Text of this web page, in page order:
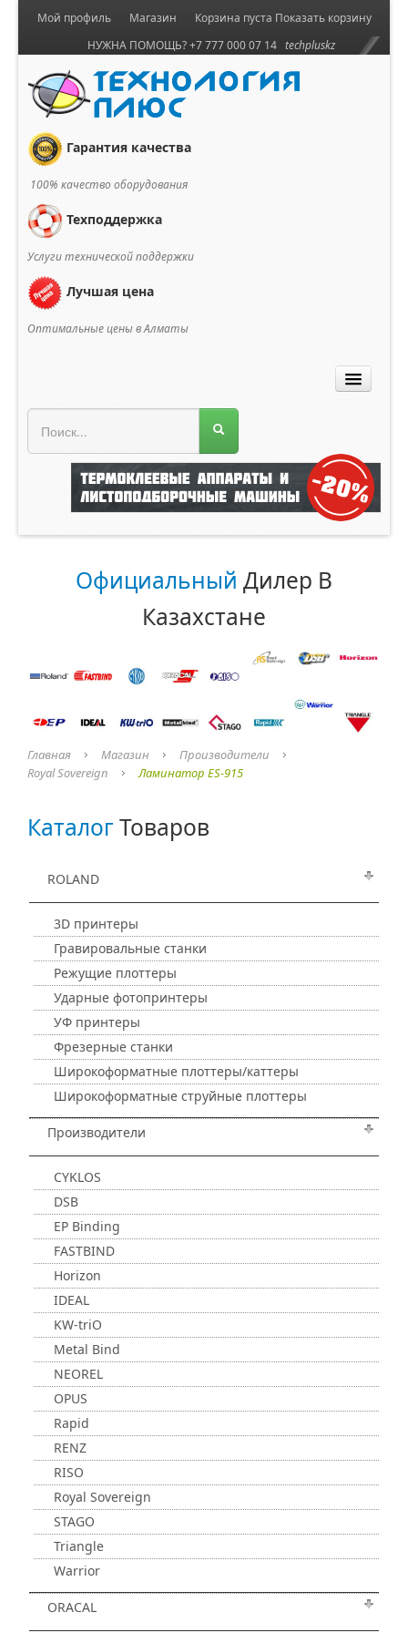
Корзина пуста Показать корзину
Мой профиль
Магазин
НУЖНА ПОМОЩЬ? +7 777 000 07 14 techpluskz
Гарантия качества
100% качество оборудования
Техподдержка
Услуги технической поддержки
Лучшая цена
Оптимальные цены в Алматы
Официальный Дилер В
Казахстане
Главная Магазин
Производители
Royal Sovereign
Ламинатор ES-915
КаталогТоваров
ROLAND
3D принтеры
Гравировальные станки
Режущие плоттеры
Ударные фотопринтеры
УФ принтеры
Фрезерные станки
Широкоформатные плоттеры/каттеры
Широкоформатные струйные плоттеры
Производители
CYKLOS
DSB
EP Binding
FASTBIND
Horizon
IDEAL
KW-triO
Metal Bind
NEOREL
OPUS
Rapid
RENZ
RISO
Royal Sovereign
STAGO
Triangle
Warrior
ORACAL